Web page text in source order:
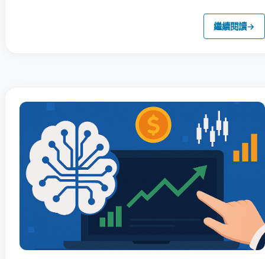
繼續閱讀→